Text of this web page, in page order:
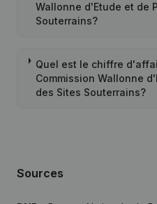
Wallonne d'Etude et de
Souterrains?
Quel est le chiffre
Commission Wallonne
des Sites Souterrains?
Sources